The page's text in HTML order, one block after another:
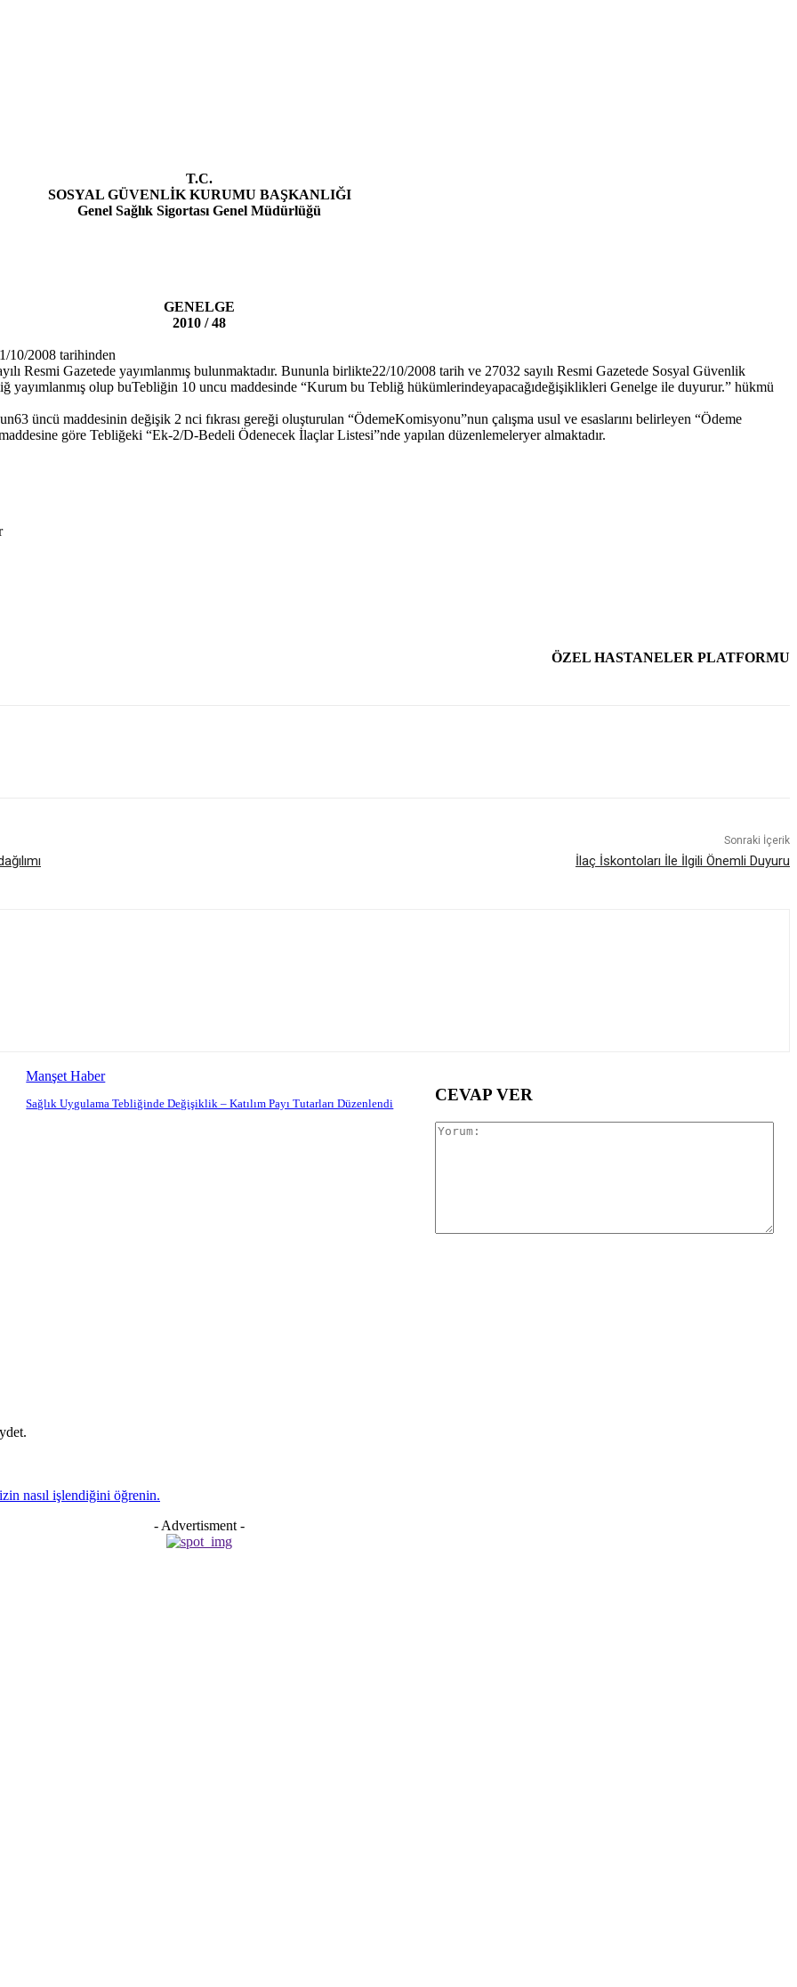
T.C.
SOSYAL GÜVENLİK KURUMU BAŞKANLIĞI
Genel Sağlık Sigortası Genel Müdürlüğü
GENELGE
2010 / 48
10/2008 tarihinden
Resmi Gazetede yayımlanmış bulunmaktadır. Bununla birlikte22/10/2008 tarih ve 27032 sayılı Resmi Gazetede Sosyal Güvenlik
yayımlanmış olup buTebliğin 10 uncu maddesinde “Kurum bu Tebliğ hükümlerindeyapacağıdeğişiklikleri Genelge ile duyurur.” hükmü
üncü maddesinin değişik 2 nci fıkrası gereği oluşturulan “ÖdemeKomisyonu”nun çalışma usul ve esaslarını belirleyen “Ödeme
göre Tebliğeki “Ek-2/D-Bedeli Ödenecek İlaçlar Listesi”nde yapılan düzenlemeleryer almaktadır.
ÖZEL HASTANELER PLATFORMU
Sonraki İçerik
İlaç İskontoları İle İlgili Önemli Duyuru
Manşet Haber
Sağlık Uygulama Tebliğinde Değişiklik – Katılım Payı Tutarları Düzenlendi CEVAP VER
nasıl işlendiğini öğrenin.
- Advertisment -